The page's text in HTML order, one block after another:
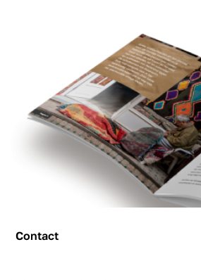
Contact